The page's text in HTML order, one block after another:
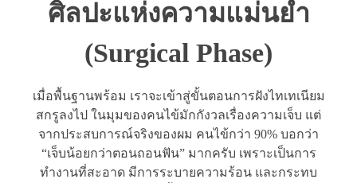
ศิลปะแห่งความแม่นยำ
(Surgical Phase)
เมื่อพื้นฐานพร้อม เราจะเข้าสู่ขั้นตอนการฝังไทเทเนียม
สกรูลงไป ในมุมของคนไข้มักกังวลเรื่องความเจ็บ แต่
จากประสบการณ์จริงของผม คนไข้กว่า 90% บอกว่า
“เจ็บน้อยกว่าตอนถอนฟัน” มากครับ เพราะเป็นการ
ทำงานที่สะอาด มีการระบายความร้อน และกระทบ